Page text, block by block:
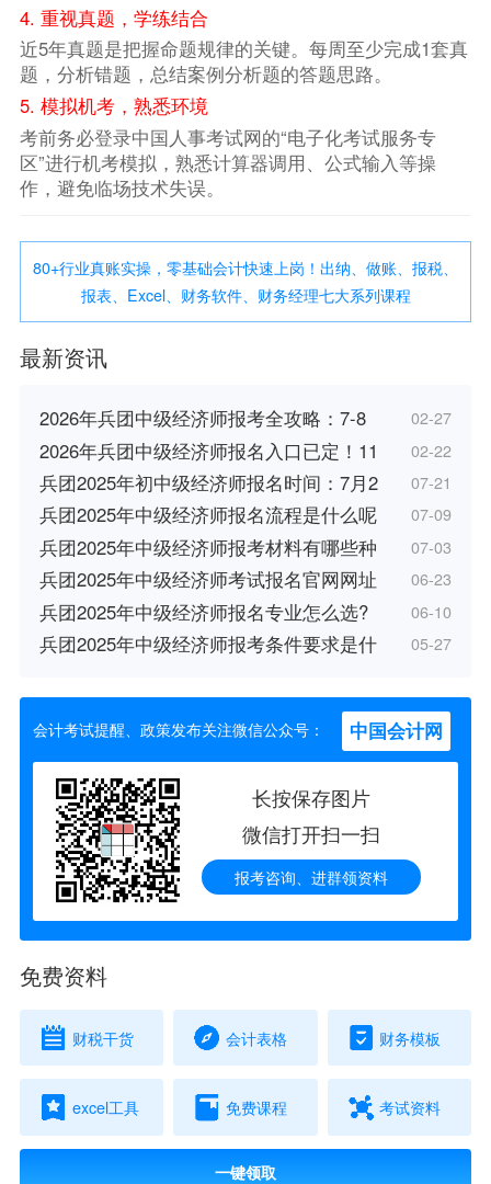
4. 重视真题，学练结合
近5年真题是把握命题规律的关键。每周至少完成1套真
题，分析错题，总结案例分析题的答题思路。
5. 模拟机考，熟悉环境
考前务必登录中国人事考试网的“电子化考试服务专
区”进行机考模拟，熟悉计算器调用、公式输入等操
作，避免临场技术失误。
80+行业真账实操，零基础会计快速上岗！出纳、做账、报税、
报表、Excel、财务软件、财务经理七大系列课程
最新资讯
2026年兵团中级经济师报考全攻略：7-8 02-27
2026年兵团中级经济师报名入口已定！11 02-22
兵团2025年初中级经济师报名时间：7月2 07-21
兵团2025年中级经济师报名流程是什么呢 07-09
兵团2025年中级经济师报考材料有哪些种 07-03
兵团2025年中级经济师考试报名官网网址 06-23
兵团2025年中级经济师报名专业怎么选? 06-10
兵团2025年中级经济师报考条件要求是什 05-27
会计考试提醒、政策发布关注微信公众号： 中国会计网
长按保存图片
微信打开扫一扫
报考咨询、进群领资料
免费资料
财税干货 会计表格 财务模板
excel工具 免费课程 考试资料
一键领取